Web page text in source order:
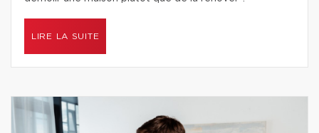
LIRE LA SUITE